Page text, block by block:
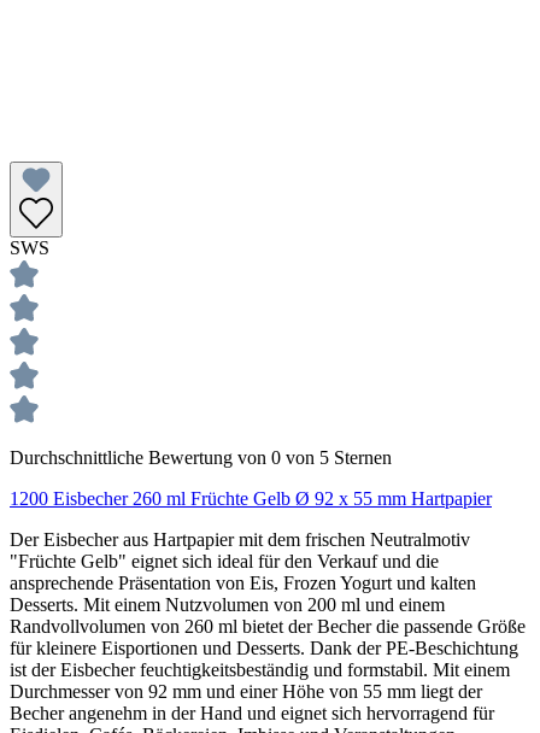
SWS
Durchschnittliche Bewertung von 0 von 5 Sternen
1200 Eisbecher 260 ml Früchte Gelb Ø 92 x 55 mm Hartpapier
Der Eisbecher aus Hartpapier mit dem frischen Neutralmotiv
"Früchte Gelb" eignet sich ideal für den Verkauf und die
ansprechende Präsentation von Eis, Frozen Yogurt und kalten
Desserts. Mit einem Nutzvolumen von 200 ml und einem
Randvollvolumen von 260 ml bietet der Becher die passende Größe
für kleinere Eisportionen und Desserts. Dank der PE-Beschichtung
ist der Eisbecher feuchtigkeitsbeständig und formstabil. Mit einem
Durchmesser von 92 mm und einer Höhe von 55 mm liegt der
Becher angenehm in der Hand und eignet sich hervorragend für